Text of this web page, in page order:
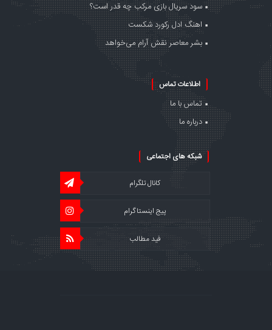
سود سریال بازی مرکب چه قدر است؟
اهنگ ادل رکورد شکست
بشر معاصر نقش آرام می‌خواهد
اطلاعات تماس
تماس با ما
درباره ما
شبکه های اجتماعی
کانال تلگرام
پیج اینستاگرام
فید مطالب